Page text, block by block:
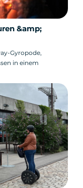
&amp;
Gyropode,
in einem